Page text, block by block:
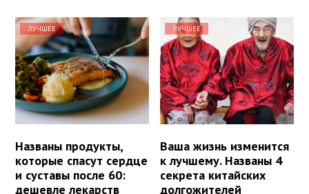
ЛУЧШЕЕ
Названы продукты,
которые спасут сердце
и суставы после 60:
дешевле лекарств
ЛУЧШЕЕ
Ваша жизнь изменится
к лучшему. Названы 4
секрета китайских
долгожителей